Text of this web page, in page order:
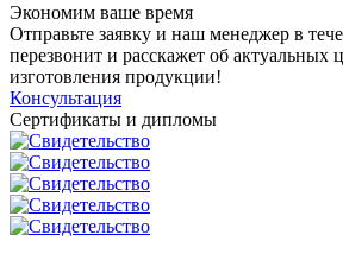
Экономим ваше время
Отправьте заявку и наш менеджер в
перезвонит и расскажет об актуальных
изготовления продукции!
Консультация
Сертификаты и дипломы